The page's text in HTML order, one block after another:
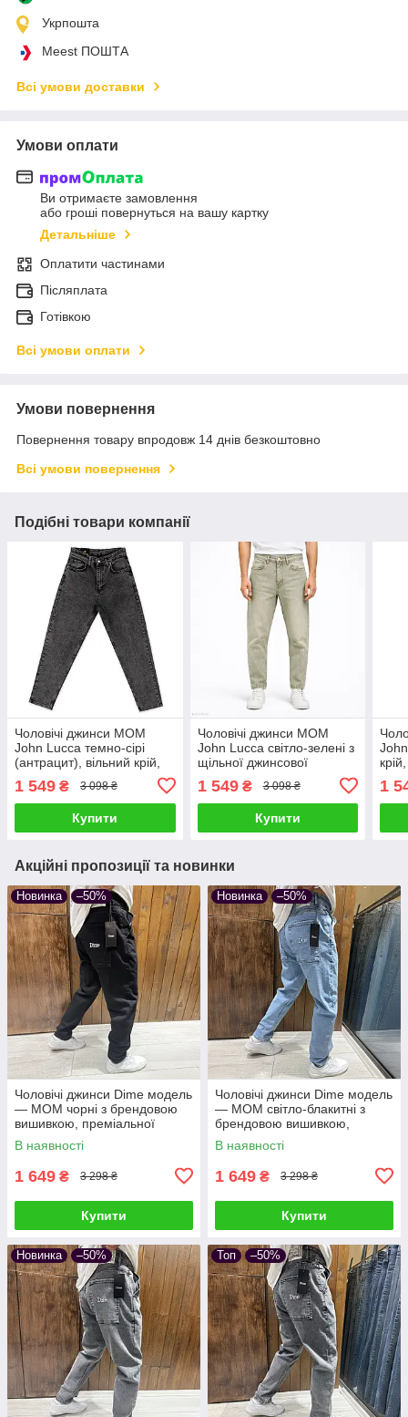
Укрпошта
Meest ПОШТА
Всі умови доставки
Умови оплати
Ви отримаєте замовлення
або гроші повернуться на вашу картку
Детальніше
Оплатити частинами
Післяплата
Готівкою
Всі умови оплати
Умови повернення
Повернення товару впродовж 14 днів безкоштовно
Всі умови повернення
Подібні товари компанії
Чоловічі джинси МОМ
John Lucca темно-сірі
(антрацит), вільний крій,
джинсової тканини
1 549 ₴ 3 098 ₴
Купити
Чоловічі джинси МОМ
John Lucca світло-зелені з
щільної джинсової
Туреччина
1 549₴ 3 098 ₴
Купити
1
Акційні пропозиції та новинки
Новинка –50%
Чоловічі джинси Dime модель
— МОМ чорні з брендовою
вишивкою, преміальної
турецької якості
В наявності
1 649 ₴ 3 298 ₴
Купити
Новинка –50%
Чоловічі джинси Dime модель
— МОМ світло-блакитні з
брендовою вишивкою,
преміальної турецької якості
В наявності
1 649 ₴ 3 298 ₴
Купити
Новинка –50% Топ –50%